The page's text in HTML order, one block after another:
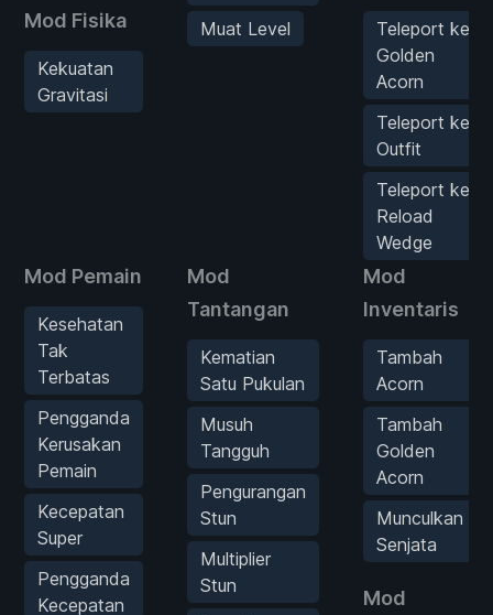
Mod Fisika
Kekuatan
Gravitasi
Muat Level
Teleport ke
Golden
Acorn
Teleport ke
Outfit
Teleport ke
Reload
Wedge
Mod Pemain
Kesehatan
Tak
Terbatas
Pengganda
Kerusakan
Pemain
Kecepatan
Super
Pengganda
Kecepatan
Mod
Tantangan
Kematian
Satu Pukulan
Musuh
Tangguh
Pengurangan
Stun
Multiplier
Stun
Mod
Inventaris
Tambah
Acorn
Tambah
Golden
Acorn
Munculkan
Senjata
Mod